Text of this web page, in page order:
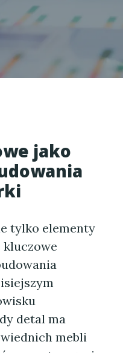
jako
tylko elementy
kluczowe
detal ma
mebli